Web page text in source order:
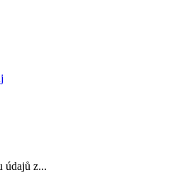
údajů z...